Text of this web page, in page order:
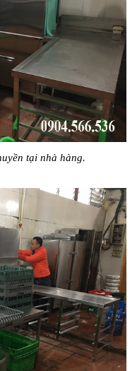
tại nhà hàng.